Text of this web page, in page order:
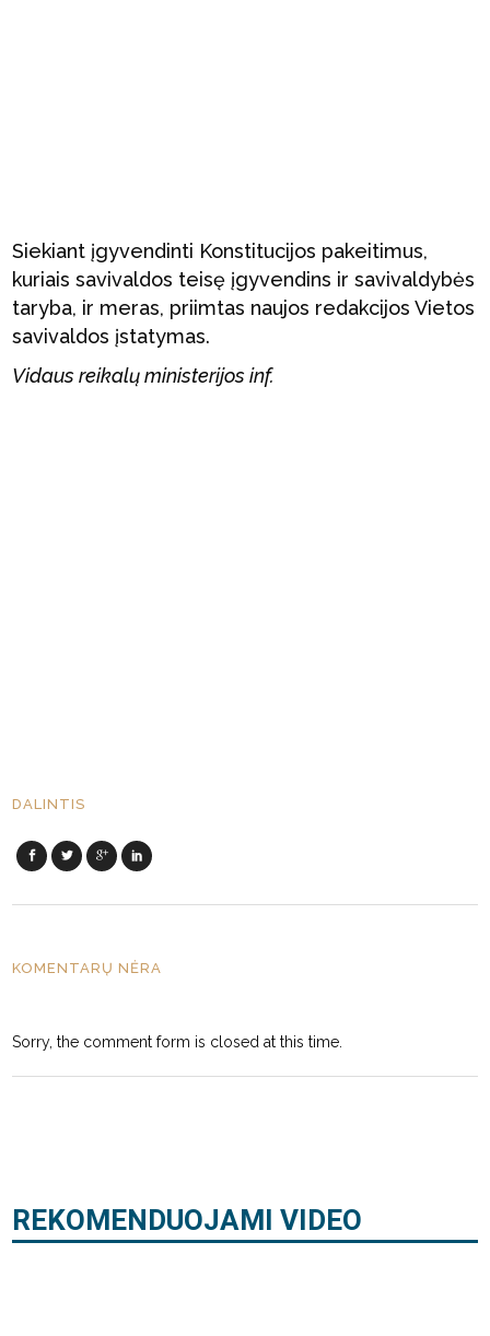
Siekiant įgyvendinti Konstitucijos pakeitimus,
kuriais savivaldos teisę įgyvendins ir savivaldybės
taryba, ir meras, priimtas naujos redakcijos Vietos
savivaldos įstatymas.
Vidaus reikalų ministerijos inf.
DALINTIS
KOMENTARŲ NĖRA
Sorry, the comment form is closed at this time.
REKOMENDUOJAMI VIDEO